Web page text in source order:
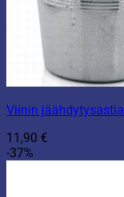
Viinin jäähdytysastia
11,90 €
-37%